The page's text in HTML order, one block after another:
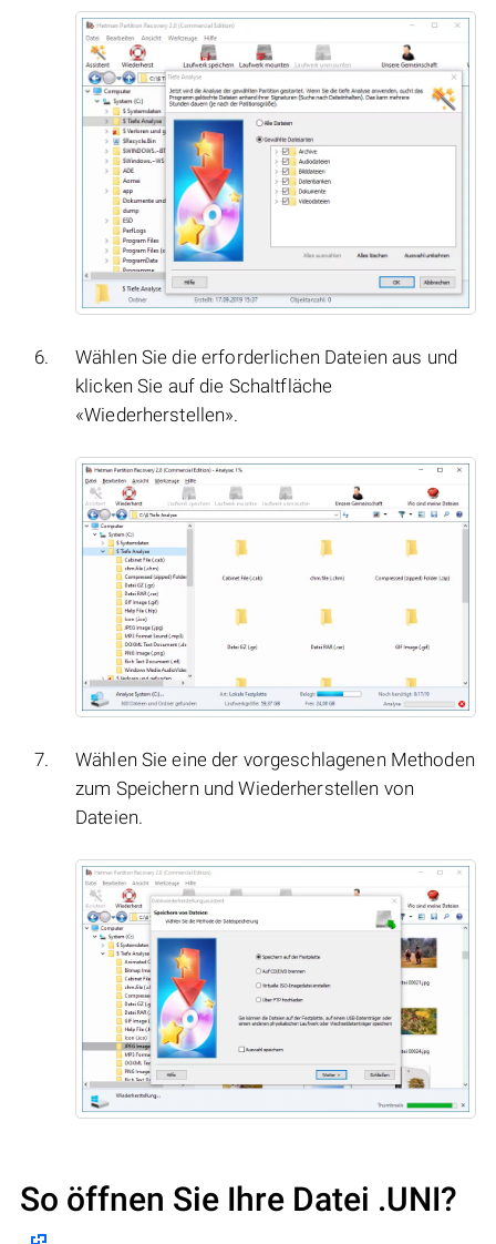
Wählen Sie die erforderlichen Dateien aus und
klicken Sie auf die Schaltfläche
«Wiederherstellen».
Wählen Sie eine der vorgeschlagenen Methoden
zum Speichern und Wiederherstellen von
Dateien.
So öffnen Sie Ihre Datei .UNI?